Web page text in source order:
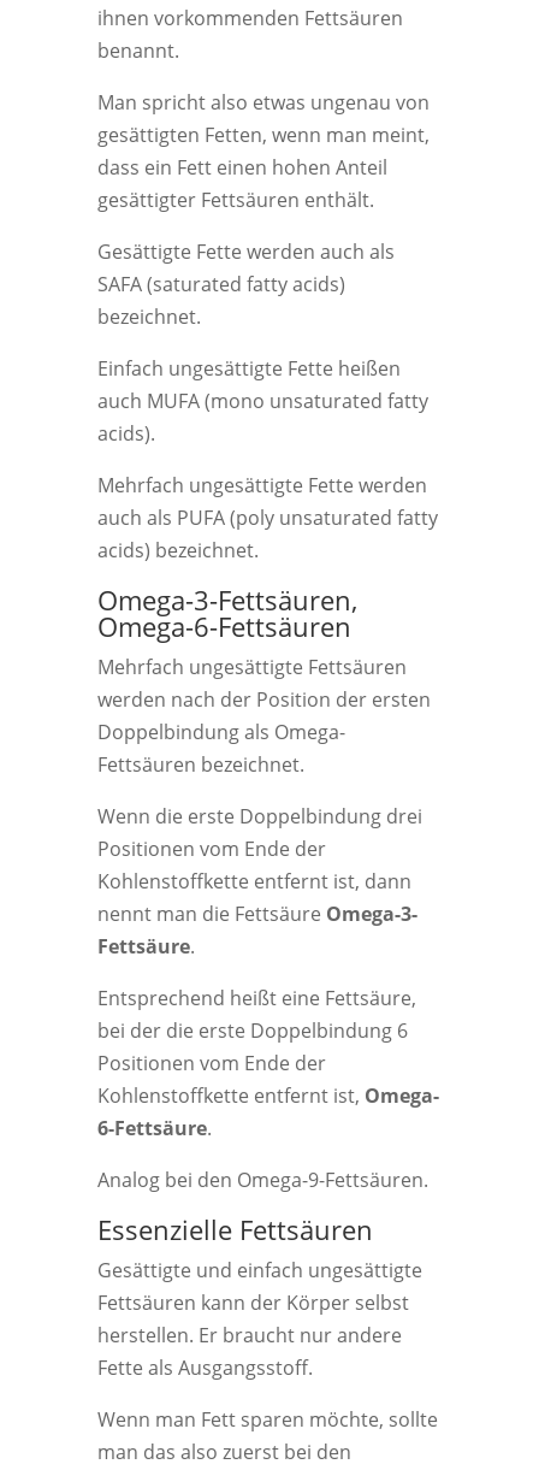
ihnen vorkommenden Fettsäuren
benannt.
Man spricht also etwas ungenau von
gesättigten Fetten, wenn man meint,
dass ein Fett einen hohen Anteil
gesättigter Fettsäuren enthält.
Gesättigte Fette werden auch als
SAFA (saturated fatty acids)
bezeichnet.
Einfach ungesättigte Fette heißen
auch MUFA (mono unsaturated fatty
acids).
Mehrfach ungesättigte Fette werden
auch als PUFA (poly unsaturated fatty
acids) bezeichnet.
Omega-3-Fettsäuren,
Omega-6-Fettsäuren
Mehrfach ungesättigte Fettsäuren
werden nach der Position der ersten
Doppelbindung als Omega-
Fettsäuren bezeichnet.
Wenn die erste Doppelbindung drei
Positionen vom Ende der
Kohlenstoffkette entfernt ist, dann
nennt man die Fettsäure Omega-3-
Fettsäure.
Entsprechend heißt eine Fettsäure,
bei der die erste Doppelbindung 6
Positionen vom Ende der
Kohlenstoffkette entfernt ist, Omega-
6-Fettsäure.
Analog bei den Omega-9-Fettsäuren.
Essenzielle Fettsäuren
Gesättigte und einfach ungesättigte
Fettsäuren kann der Körper selbst
herstellen. Er braucht nur andere
Fette als Ausgangsstoff.
Wenn man Fett sparen möchte, sollte
man das also zuerst bei den